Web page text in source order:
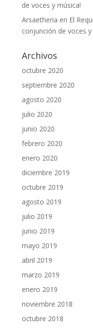
de voces y música!
Arsaetheria en El
conjunción de voces y
Archivos
octubre 2020
septiembre 2020
agosto 2020
julio 2020
junio 2020
febrero 2020
enero 2020
diciembre 2019
octubre 2019
agosto 2019
julio 2019
junio 2019
mayo 2019
abril 2019
marzo 2019
enero 2019
noviembre 2018
octubre 2018